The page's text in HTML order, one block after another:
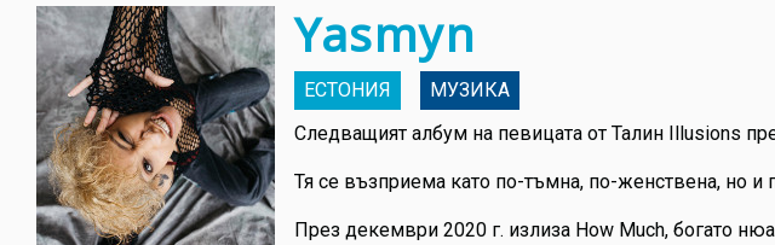
Yasmyn
ЕСТОНИЯ
МУЗИКА
Следващият албум на певицата от Талин Illusions
Тя се възприема като по-тъмна, по-женствена, но
През декември 2020 г. излиза How Much, богато